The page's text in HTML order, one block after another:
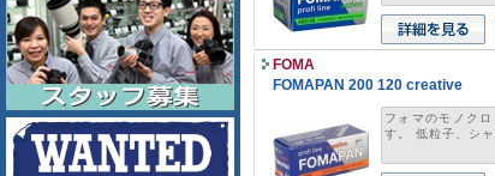
FOMA
FOMAPAN 200 120 creative
フォマのモノク
す。 低粒子、シャ